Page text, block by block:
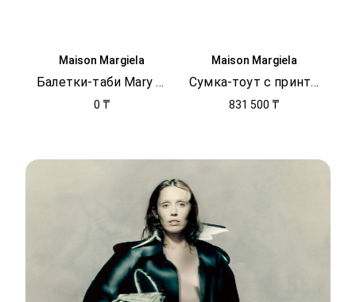
Maison Margiela
Балетки-таби Mary Jane
0 ₸
Maison Margiela
Сумка-тоут с принтом
831 500 ₸